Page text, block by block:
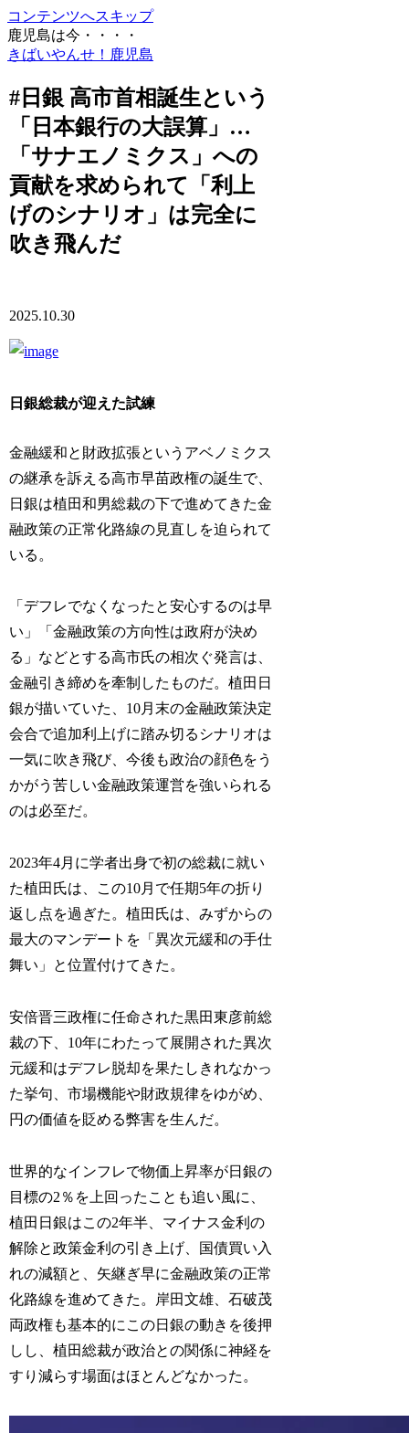
コンテンツへスキップ
鹿児島は今・・・・
きばいやんせ！鹿児島
#日銀 高市首相誕生という
「日本銀行の大誤算」…
「サナエノミクス」への
貢献を求められて「利上
げのシナリオ」は完全に
吹き飛んだ
2025.10.30
日銀総裁が迎えた試練
金融緩和と財政拡張というアベノミクス
の継承を訴える高市早苗政権の誕生で、
日銀は植田和男総裁の下で進めてきた金
融政策の正常化路線の見直しを迫られて
いる。
「デフレでなくなったと安心するのは早
い」「金融政策の方向性は政府が決め
る」などとする高市氏の相次ぐ発言は、
金融引き締めを牽制したものだ。植田日
銀が描いていた、10月末の金融政策決定
会合で追加利上げに踏み切るシナリオは
一気に吹き飛び、今後も政治の顔色をう
かがう苦しい金融政策運営を強いられる
のは必至だ。
2023年4月に学者出身で初の総裁に就い
た植田氏は、この10月で任期5年の折り
返し点を過ぎた。植田氏は、みずからの
最大のマンデートを「異次元緩和の手仕
舞い」と位置付けてきた。
安倍晋三政権に任命された黒田東彦前総
裁の下、10年にわたって展開された異次
元緩和はデフレ脱却を果たしきれなかっ
た挙句、市場機能や財政規律をゆがめ、
円の価値を貶める弊害を生んだ。
世界的なインフレで物価上昇率が日銀の
目標の2％を上回ったことも追い風に、
植田日銀はこの2年半、マイナス金利の
解除と政策金利の引き上げ、国債買い入
れの減額と、矢継ぎ早に金融政策の正常
化路線を進めてきた。岸田文雄、石破茂
両政権も基本的にこの日銀の動きを後押
しし、植田総裁が政治との関係に神経を
すり減らす場面はほとんどなかった。